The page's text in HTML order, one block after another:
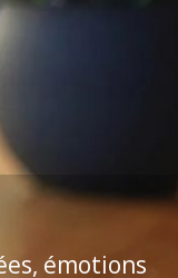
émotions